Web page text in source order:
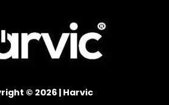
© 2026 | Harvic